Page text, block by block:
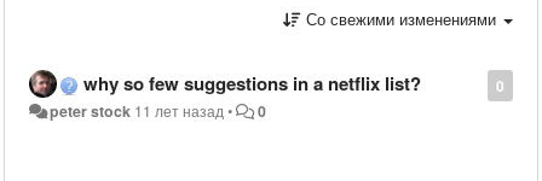
Со свежими изменениями
0
why so few suggestions in a netflix list?
peter stock 11 лет назад• 0